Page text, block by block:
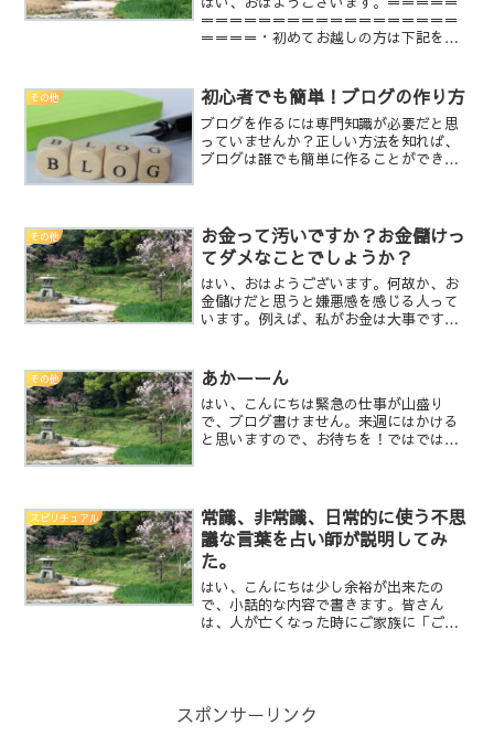
＝＝＝＝＝＝＝＝＝＝＝＝＝＝＝＝＝＝
＝＝＝＝・初めてお越しの方は下記をご
当たるも八卦当たらぬも八卦○占いの料
金は完全無料です。○亀...
その他 初心者でも簡単！ブログの作り方
ブログを作るには専門知識が必要だと思
っていませんか？正しい方法を知れば、
ブログは誰でも簡単に作ることができま
いいの？」なんて思ってい...
その他
お金って汚いですか？お金儲けっ
てダメなことでしょうか？
はい、おはようございます。何故か、お
金儲けだと思うと嫌悪感を感じる人って
います。例えば、私がお金は大事です
にスピリチュアルや無料占いなどをして
いる人は、お金ではない幸せ...
その他 あかーーん
はい、こんにちは緊急の仕事が山盛り
で、ブログ書けません。来週にはかける
と思いますので、お待ちを！ではでは、
スピリチュアル
常識、非常識、日常的に使う不思
議な言葉を占い師が説明してみ
た。
はい、こんにちは少し余裕が出来たの
で、小話的な内容で書きます。皆さん
は、人が亡くなった時にご家族に「ご冥
スポンサーリンク